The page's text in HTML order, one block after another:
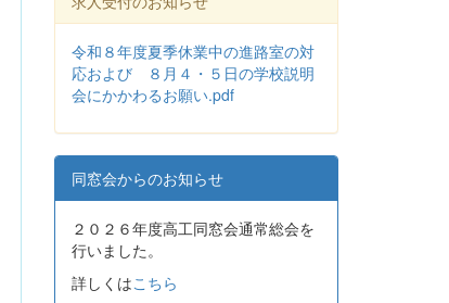
令和８年度夏季休業中の進路室の対
応および ８月４・５日の学校説明
会にかかわるお願い.pdf
同窓会からのお知らせ
２０２６年度高工同窓会通常総会を
行いました。
詳しくはこちら